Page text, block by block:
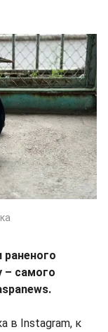
раненого
– самого
в Instagram, к